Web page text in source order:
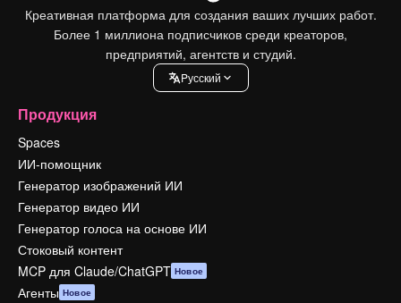
Креативная платформа для создания ваших лучших работ.
Более 1 миллиона подписчиков среди креаторов,
предприятий, агентств и студий.
Pусский
Продукция
Spaces
ИИ-помощник
Генератор изображений ИИ
Генератор видео ИИ
Генератор голоса на основе ИИ
Стоковый контент
MCP для Claude/ChatGPT Новое
Агенты Новое